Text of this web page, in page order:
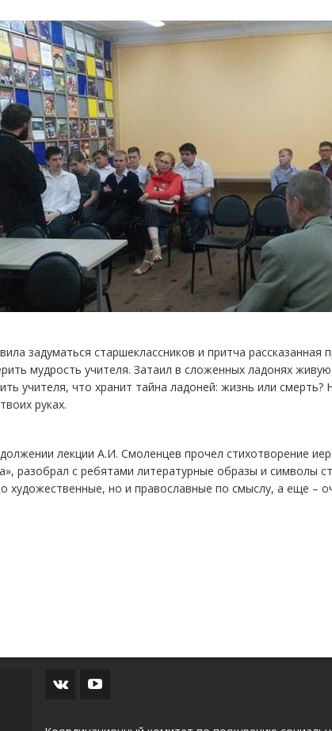
задуматься старшеклассников и притча
мудрость учителя. Затаил в сложенных ладонях
учителя, что хранит тайна ладоней: жизнь или
руках.
лекции А.И. Смоленцев прочел стихотворение
разобрал с ребятами литературные образы и символы
художественные, но и православные по смыслу, а еще –